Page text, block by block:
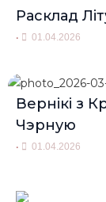
Расклад
• 01.04.2026
Вернікі з
Чэрную
• 01.04.2026